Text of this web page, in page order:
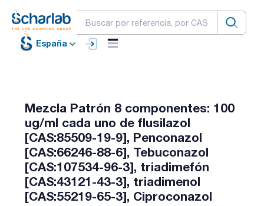
España
Mezcla Patrón 8 componentes: 100
ug/ml cada uno de flusilazol
[CAS:85509-19-9], Penconazol
[CAS:66246-88-6], Tebuconazol
[CAS:107534-96-3], triadimefón
[CAS:43121-43-3], triadimenol
[CAS:55219-65-3], Ciproconazol